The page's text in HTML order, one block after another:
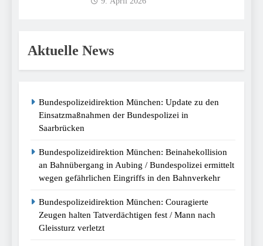
Aktuelle News
Bundespolizeidirektion München: Update zu den
Einsatzmaßnahmen der Bundespolizei in
Saarbrücken
Bundespolizeidirektion München: Beinahekollision
an Bahnübergang in Aubing / Bundespolizei ermittelt
wegen gefährlichen Eingriffs in den Bahnverkehr
Bundespolizeidirektion München: Couragierte
Zeugen halten Tatverdächtigen fest / Mann nach
Gleissturz verletzt